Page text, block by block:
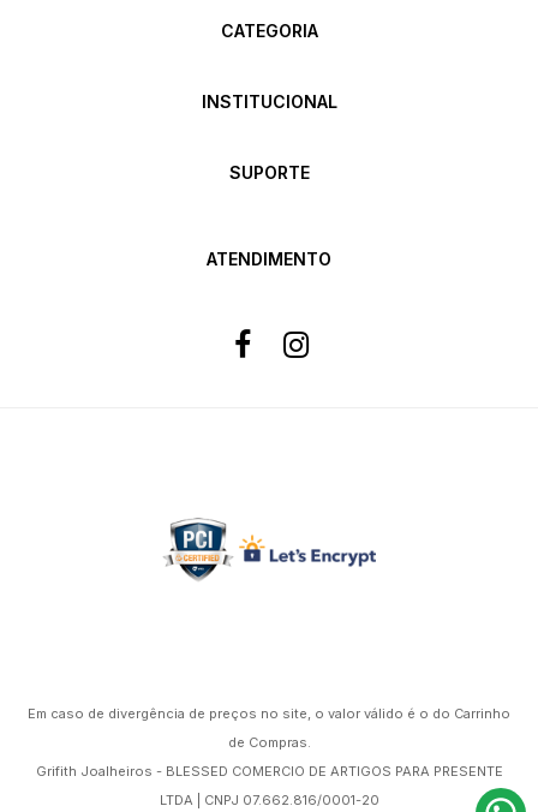
CATEGORIA
INSTITUCIONAL
SUPORTE
ATENDIMENTO
Em caso de divergência de preços no site, o valor válido é o do Carrinho
de Compras.
Grifith Joalheiros - BLESSED COMERCIO DE ARTIGOS PARA PRESENTE
LTDA | CNPJ 07.662.816/0001-20